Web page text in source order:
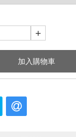
+
加入購物車